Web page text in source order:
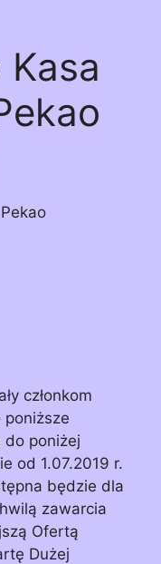
członkom
do poniżej
od 1.07.2019 r.
będzie dla
zawarcia
Ofertą
Dużej